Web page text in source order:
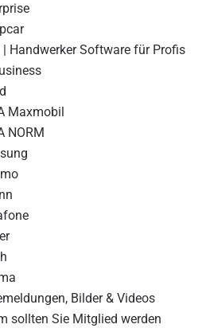
| Handwerker Software für Profis
Maxmobil
NORM
Bilder & Videos
sollten Sie Mitglied werden